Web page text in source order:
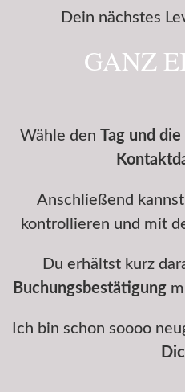
Dein nächstes
GANZ
Wähle den Tag und
Anschließend
kontrollieren und mit
Du erhältst kurz
Buchungsbestätigung
Ich bin schon soooo